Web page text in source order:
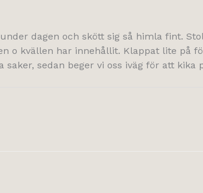
dagen och skött sig så himla fint.
o kvällen har innehållit. Klappat lite på
saker, sedan beger vi oss iväg för att